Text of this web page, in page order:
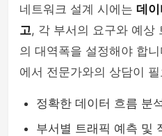
네트워크 설계 시에는 데
고, 각 부서의 요구와 예상
의 대역폭을 설정해야 합
에서 전문가와의 상담이
정확한 데이터 흐름 분
부서별 트래픽 예측 및